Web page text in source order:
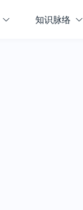
知识脉络